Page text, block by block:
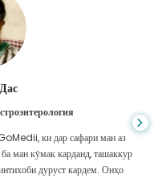
ки дар сафари ман аз
ман кӯмак карданд, ташаккур
дуруст кардем. Онҳо